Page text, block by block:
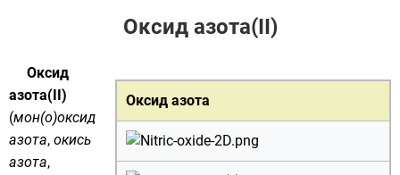
Оксид азота(II)
Оксид азота
Оксид
азота(II)
(мон(о)оксид
азота, окись
азота,